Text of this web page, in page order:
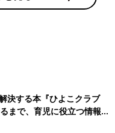
決する本『ひよこクラブ
まで、育児に役立つ情報が